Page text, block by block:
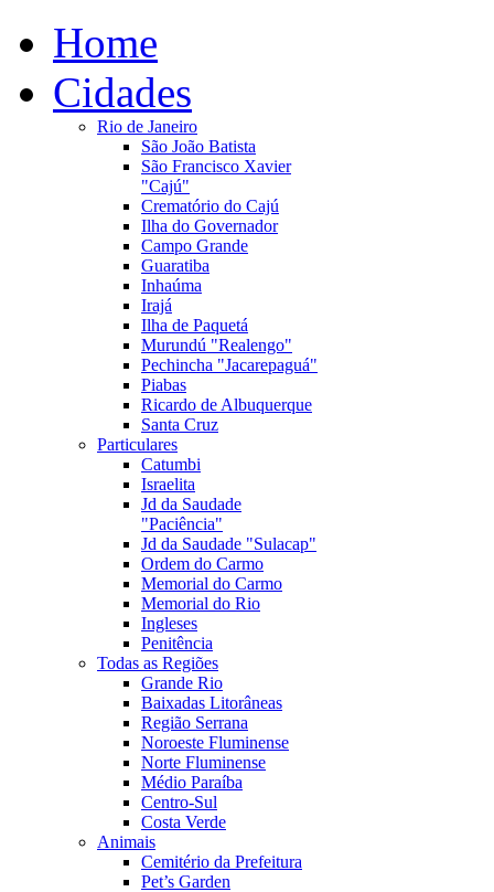
Home
Cidades
Rio de Janeiro
São João Batista
São Francisco Xavier
"Cajú"
Crematório do Cajú
Ilha do Governador
Campo Grande
Guaratiba
Inhaúma
Irajá
Ilha de Paquetá
Murundú "Realengo"
Pechincha "Jacarepaguá"
Piabas
Ricardo de Albuquerque
Santa Cruz
Particulares
Catumbi
Israelita
Jd da Saudade
"Paciência"
Jd da Saudade "Sulacap"
Ordem do Carmo
Memorial do Carmo
Memorial do Rio
Ingleses
Penitência
Todas as Regiões
Grande Rio
Baixadas Litorâneas
Região Serrana
Noroeste Fluminense
Norte Fluminense
Médio Paraíba
Centro-Sul
Costa Verde
Animais
Cemitério da Prefeitura
Pet’s Garden